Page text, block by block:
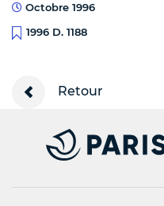
Octobre 1996
1996 D. 1188
Retour